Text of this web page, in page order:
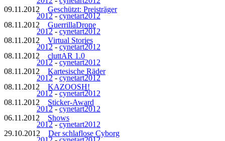
09.11.2012 Geschützt: Preisträger
2012-cynetart2012
08.11.2012 GuerrillaDrone
2012-cynetart2012
08.11.2012 Virtual Stories
2012-cynetart2012
08.11.2012 cluttAR 1.0
2012-cynetart2012
08.11.2012 Kartesische Räder
2012-cynetart2012
08.11.2012 KAZOOSH!
2012-cynetart2012
08.11.2012 Sticker-Award
2012-cynetart2012
06.11.2012 Shows
2012-cynetart2012
29.10.2012 Der schlaflose Cyborg